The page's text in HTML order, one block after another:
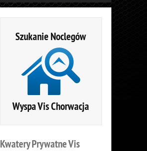
Szukanie Noclegów
Wyspa Vis Chorwacja
KwateryPrywatneVis